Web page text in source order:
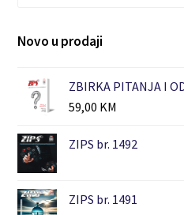
Novo u prodaji
ZBIRKA PITANJA I
59,00 KM
ZIPS br. 1492
ZIPS br. 1491